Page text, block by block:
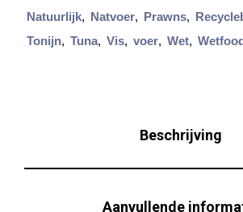
l
Natuurlijk, Natvoer, Prawns,
Tonijn, Tuna, Vis, voer, Wet,
Beschrijving
Aanvullende